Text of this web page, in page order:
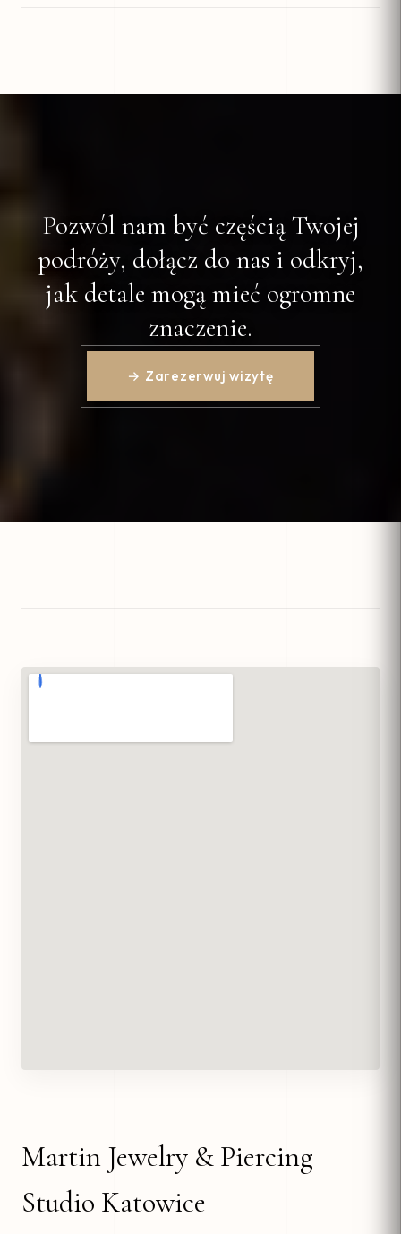
Pozwól nam być częścią Twojej
podróży, dołącz do nas i odkryj,
jak detale mogą mieć ogromne
znaczenie.
→ Zarezerwuj wizytę
Martin Jewelry & Piercing
Studio Katowice